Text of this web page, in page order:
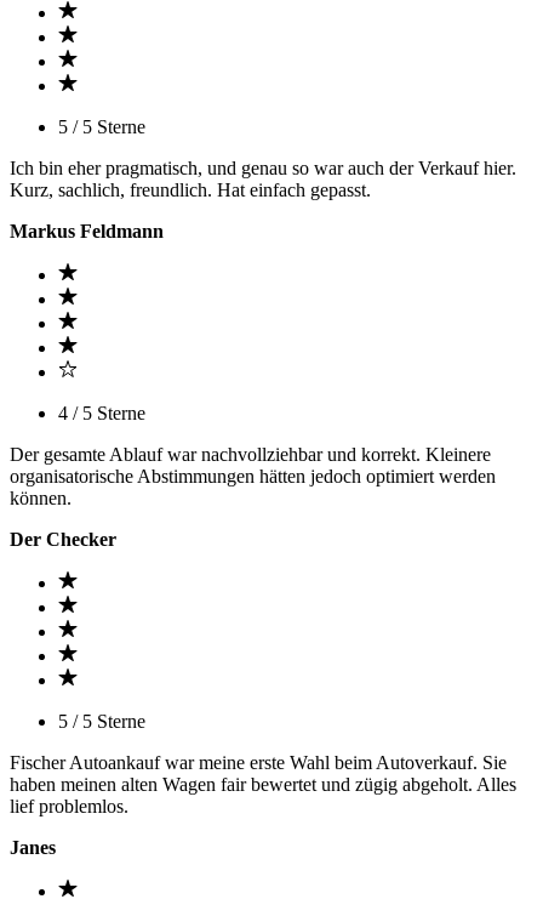
5 / 5 Sterne
Ich bin eher pragmatisch, und genau so war auch der Verkauf hier.
Kurz, sachlich, freundlich. Hat einfach gepasst.
Markus Feldmann
4 / 5 Sterne
Der gesamte Ablauf war nachvollziehbar und korrekt. Kleinere
organisatorische Abstimmungen hätten jedoch optimiert werden
können.
Der Checker
5 / 5 Sterne
Fischer Autoankauf war meine erste Wahl beim Autoverkauf. Sie
haben meinen alten Wagen fair bewertet und zügig abgeholt. Alles
lief problemlos.
Janes